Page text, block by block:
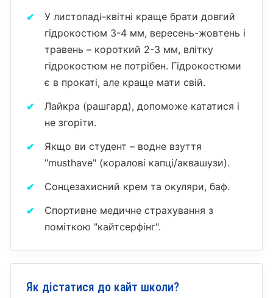
У листопаді-квітні краще брати довгий
гідрокостюм 3-4 мм, вересень-жовтень і
травень – короткий 2-3 мм, влітку
гідрокостюм не потрібен. Гідрокостюми
є в прокаті, але краще мати свій.
Лайкра (рашгард), допоможе кататися і
не згоріти.
Якщо ви студент – водне взуття
"musthave" (коралові капці/аквашузи).
Сонцезахисний крем та окуляри, баф.
Спортивне медичне страхування з
поміткою "кайтсерфінг".
Як дістатися до кайт школи?